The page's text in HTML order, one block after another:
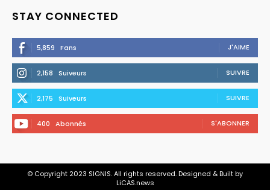
STAY CONNECTED
5,859 Fans J'AIME
2,158 Suiveurs SUIVRE
2,175 Suiveurs SUIVRE
400 Abonnés S'ABONNER
© Copyright 2023 SIGNIS. All rights reserved. Designed & Built by
LiCAS.news